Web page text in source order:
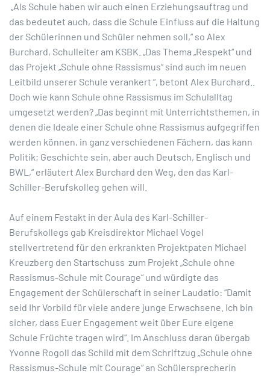
„Als Schule haben wir auch einen Erziehungsauftrag und
das bedeutet auch, dass die Schule Einfluss auf die Haltung
der Schülerinnen und Schüler nehmen soll,“ so Alex
Burchard, Schulleiter am KSBK. „Das Thema „Respekt“ und
das Projekt „Schule ohne Rassismus“ sind auch im neuen
Leitbild unserer Schule verankert “, betont Alex Burchard..
Doch wie kann Schule ohne Rassismus im Schulalltag
umgesetzt werden? „Das beginnt mit Unterrichtsthemen, in
denen die Ideale einer Schule ohne Rassismus aufgegriffen
werden können, in ganz verschiedenen Fächern, das kann
Politik; Geschichte sein, aber auch Deutsch, Englisch und
BWL,“ erläutert Alex Burchard den Weg, den das Karl-
Schiller-Berufskolleg gehen will.
Auf einem Festakt in der Aula des Karl-Schiller-
Berufskollegs gab Kreisdirektor Michael Vogel
stellvertretend für den erkrankten Projektpaten Michael
Kreuzberg den Startschuss zum Projekt „Schule ohne
Rassismus-Schule mit Courage“ und würdigte das
Engagement der Schülerschaft in seiner Laudatio: “Damit
seid Ihr Vorbild für viele andere junge Erwachsene. Ich bin
sicher, dass Euer Engagement weit über Eure eigene
Schule Früchte tragen wird“. Im Anschluss daran übergab
Yvonne Rogoll das Schild mit dem Schriftzug „Schule ohne
Rassismus-Schule mit Courage“ an Schülersprecherin